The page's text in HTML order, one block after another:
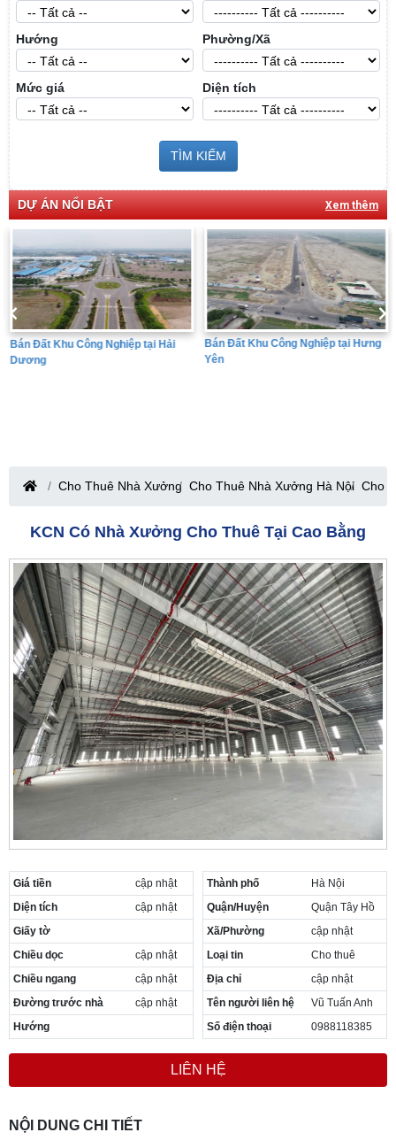
Hướng Phường/Xã
Mức giá Diện tích
TÌM KIẾM
DỰ ÁN NỔI BẬT Xem thêm
Bán Đất Khu Công Nghiệp tại Hải
Dương
Bán Đất Khu Công Nghiệp tại Hưng
Yên
Cho Thuê Nhà Xưởng Cho Thuê Nhà Xưởng Hà Nội Cho
KCN Có Nhà Xưởng Cho Thuê Tại Cao Bằng
Giá tiền
cập nhật
Diện tích
cập nhật
Giấy tờ
Chiều dọc
cập nhật
Chiều ngang
cập nhật
Đường trước nhà
cập nhật
Hướng
Thành phố
Hà Nội
Quận/Huyện
Quận Tây Hồ
Xã/Phường
cập nhật
Loại tin
Cho thuê
Địa chỉ
cập nhật
Tên người liên hệ
Vũ Tuấn Anh
Số điện thoại
0988118385
LIÊN HỆ
NỘI DUNG CHI TIẾT